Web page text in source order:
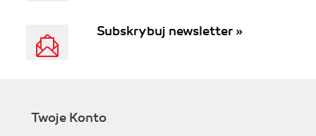
Subskrybuj newsletter »
Twoje Konto